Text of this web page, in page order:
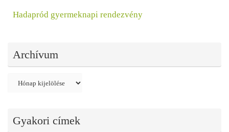
Hadapród gyermeknapi rendezvény
Archívum
Archívum
Gyakori címek